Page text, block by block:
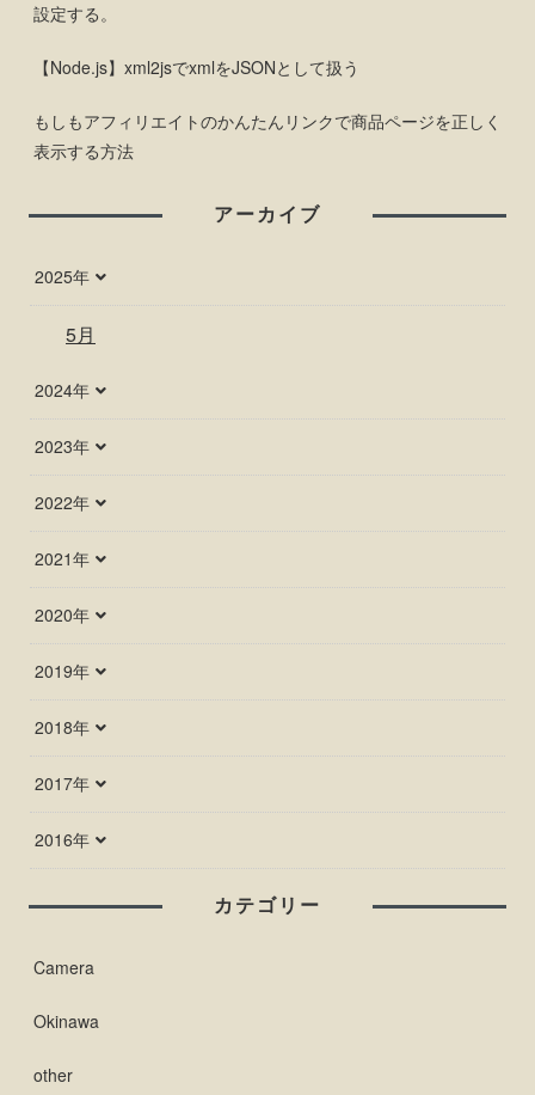
設定する。
【Node.js】xml2jsでxmlをJSONとして扱う
もしもアフィリエイトのかんたんリンクで商品ページを正しく
表示する方法
アーカイブ
2025年
5月
2024年
2023年
2022年
2021年
2020年
2019年
2018年
2017年
2016年
カテゴリー
Camera
Okinawa
other